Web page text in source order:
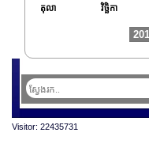
តុលា វិច្ឆិកា
Visitor: 22435731